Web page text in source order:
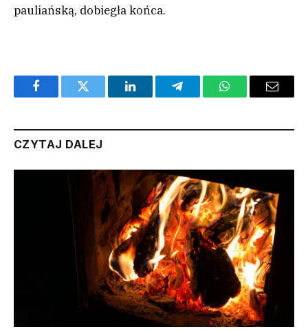
pauliańską, dobiegła końca.
FacebookTwitter LinkedInTelegramWhatsAppEmail
CZYTAJ DALEJ